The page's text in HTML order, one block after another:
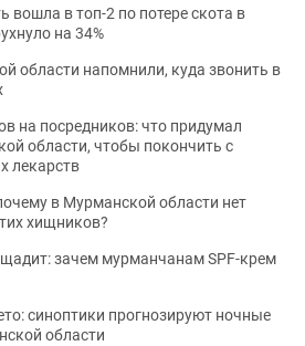
вошла в топ-2 по потере скота в
на 34%
области напомнили, куда звонить в
на посредников: что придумал
области, чтобы покончить с
лекарств
в Мурманской области нет
хищников?
зачем мурманчанам SPF-крем
синоптики прогнозируют ночные
области